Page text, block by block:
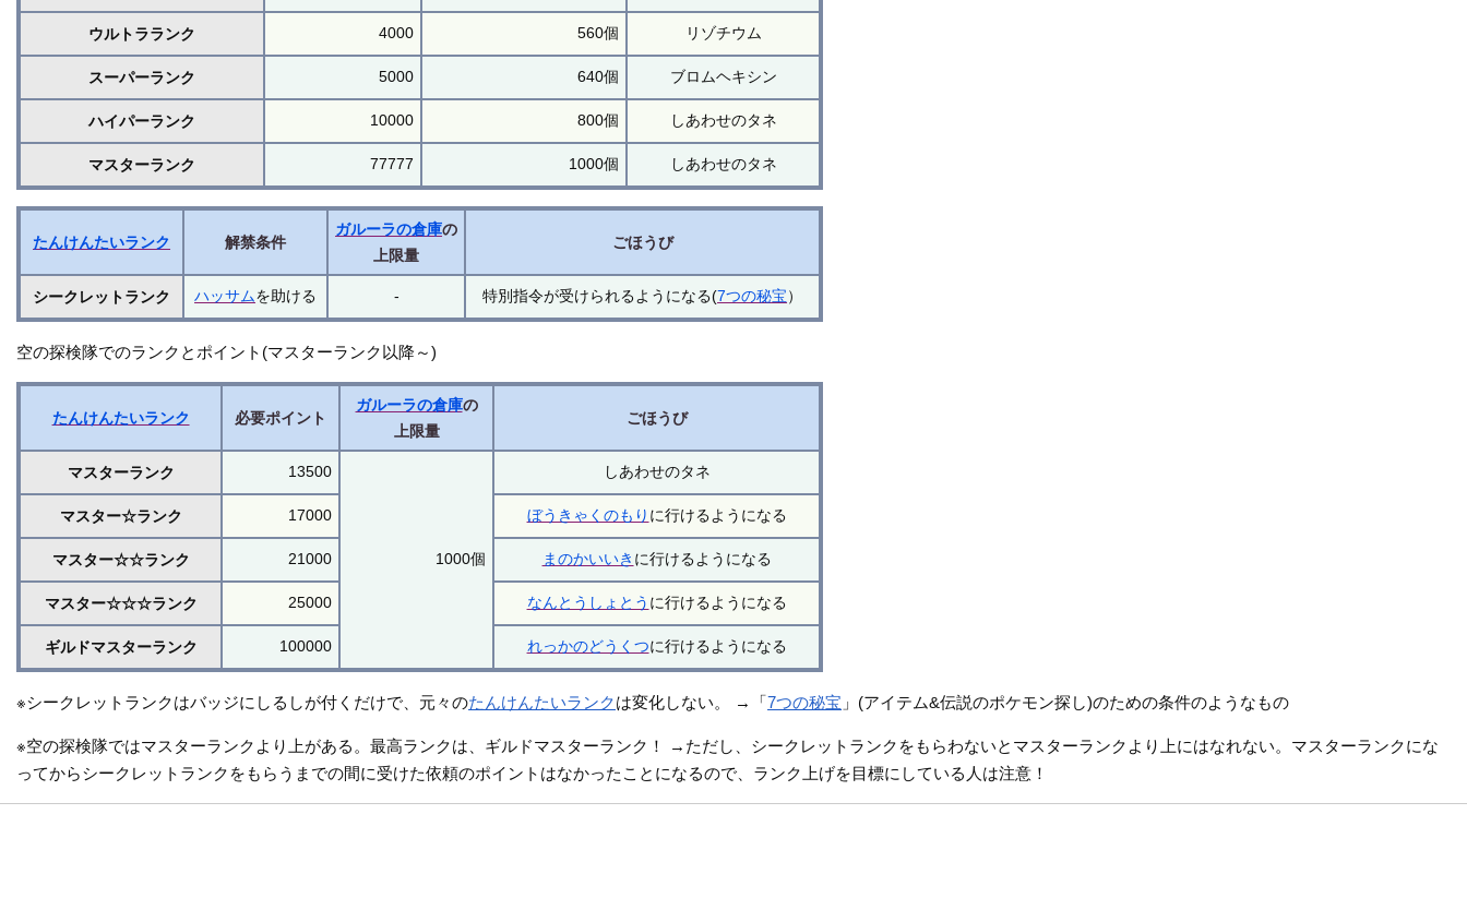
ウルトラランク 4000 560個 リゾチウム
スーパーランク 5000 640個 ブロムヘキシン
ハイパーランク 10000 800個 しあわせのタネ
マスターランク 77777 1000個 しあわせのタネ
たんけんたいランク 解禁条件
ガルーラの倉庫の
上限量
ごほうび
シークレットランク ハッサムを助ける - 特別指令が受けられるようになる(7つの秘宝）
空の探検隊でのランクとポイント(マスターランク以降～)
たんけんたいランク 必要ポイント
ガルーラの倉庫の
上限量
ごほうび
マスターランク 13500
1000個
しあわせのタネ
マスター☆ランク 17000 ぼうきゃくのもり に行けるようになる
マスター☆☆ランク 21000 まのかいいき に行けるようになる
マスター☆☆☆ランク 25000 なんとうしょとう に行けるようになる
ギルドマスターランク 100000 れっかのどうくつに行けるようになる
※シークレットランクはバッジにしるしが付くだけで、元々のたんけんたいランクは変化しない。 →「7つの秘宝 」(アイテム&伝説のポケモン探し)のための条件のようなもの
※空の探検隊ではマスターランクより上がある。最高ランクは、ギルドマスターランク！ →ただし、シークレットランクをもらわないとマスターランクより上にはなれない。マスターランクにな
ってからシークレットランクをもらうまでの間に受けた依頼のポイントはなかったことになるので、ランク上げを目標にしている人は注意！